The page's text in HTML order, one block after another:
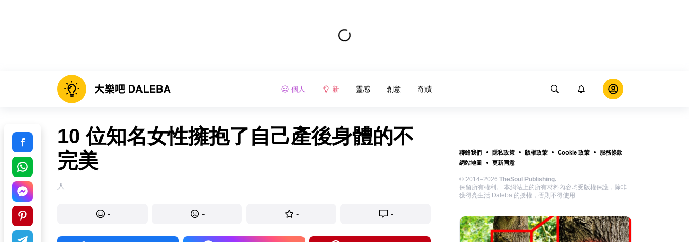
個人 新 靈感 創意 奇蹟
聯絡我們 隱私政策 版權政策 Cookie 政策
服務條款
網站地圖
更新同意
© 2014–2026 TheSoul Publishing.
保留所有權利。 本網站上的所有材料內容均受版權保護，除非
獲得亮生活 Daleba 的授權，否則不得使用
10 位知名女性擁抱了自己產後身體的不
完美
人
- - - -